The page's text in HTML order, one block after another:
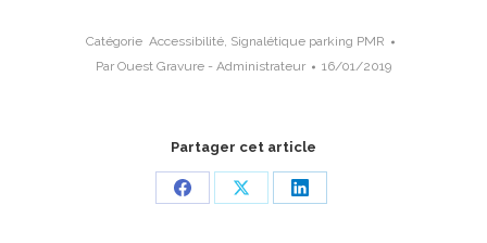
Catégorie Accessibilité, Signalétique parking PMR
Par Ouest Gravure - Administrateur 16/01/2019
Partager cet article
Share
Share
Share